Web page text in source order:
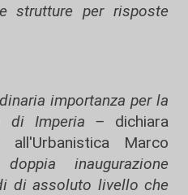
strutture per risposte
importanza per la
di Imperia – dichiara
all'Urbanistica Marco
inaugurazione
di assoluto livello che